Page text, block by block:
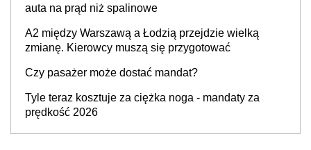
auta na prąd niż spalinowe
A2 między Warszawą a Łodzią przejdzie wielką
zmianę. Kierowcy muszą się przygotować
Czy pasażer może dostać mandat?
Tyle teraz kosztuje za ciężka noga - mandaty za
prędkość 2026